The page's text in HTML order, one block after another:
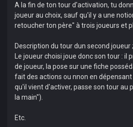
A la fin de ton tour d'activation, tu
joueur au choix, sauf qu'il y a une
retoucher ton père" à trois joueurs et
Description du tour dun second joueur ;
Le joueur choisi joue donc son tour : il
de joueur, la pose sur une fiche
fait des actions ou nnon en
qu'il vient d'activer, passe son tour au
la main").
Etc.